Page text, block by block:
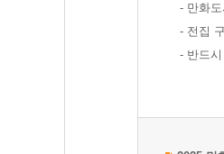
- 만화도
- 전집 구
- 반드시